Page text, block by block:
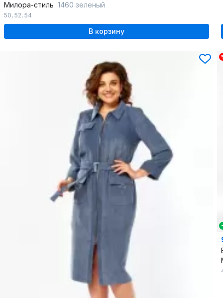
Милора-стиль 1460 зеленый
50, 52, 54
В корзину